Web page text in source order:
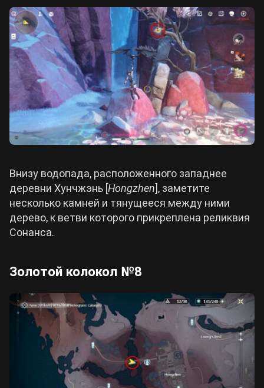
Внизу водопада, расположенного западнее
деревни Хунчжэнь [Hongzhen], заметите
несколько камней и тянущееся между ними
дерево, к ветви которого прикреплена реликвия
Сонанса.
Золотой колокол №8